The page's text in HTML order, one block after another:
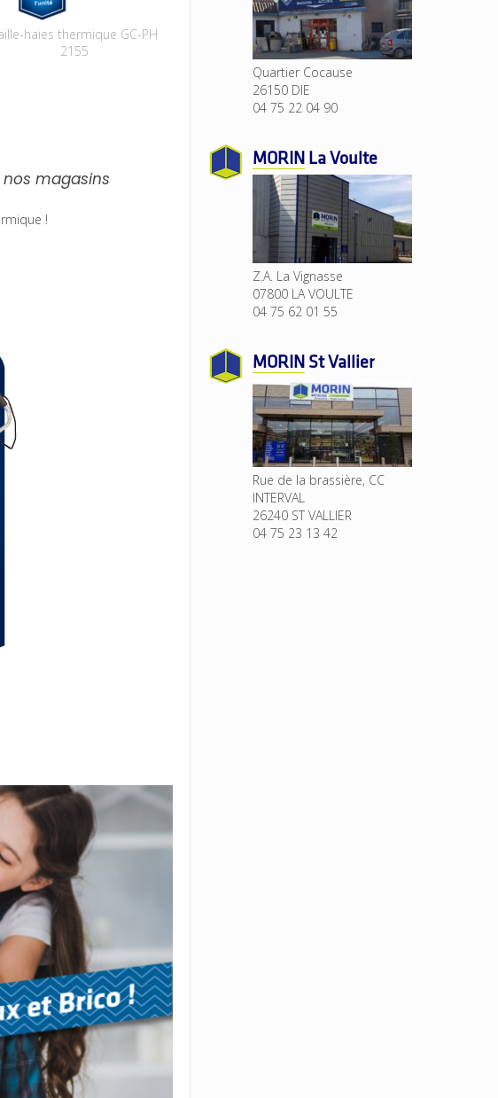
haies thermique GC-PH
2155
magasins
!
Quartier Cocause
26150 DIE
04 75 22 04 90
MORIN La Voulte
Z.A. La Vignasse
07800 LA VOULTE
04 75 62 01 55
MORIN St Vallier
Rue de la brassière, CC
INTERVAL
26240 ST VALLIER
04 75 23 13 42